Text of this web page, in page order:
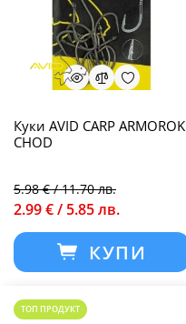
Куки AVID CARP ARMOROK
CHOD
5.98 € / 11.70 лв.
2.99 € / 5.85 лв.
КУПИ
ТОП ПРОДУКТ